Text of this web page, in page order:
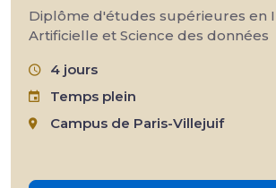
Diplôme d'études supérieures en
Artificielle et Science des données
4 jours
Temps plein
Campus de Paris-Villejuif